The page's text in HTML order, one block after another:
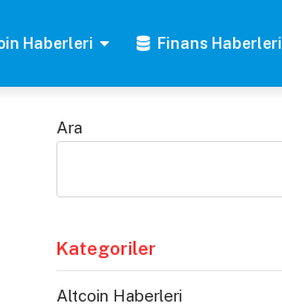
Haberleri Finans Haberleri
Ara
Kategoriler
Altcoin Haberleri